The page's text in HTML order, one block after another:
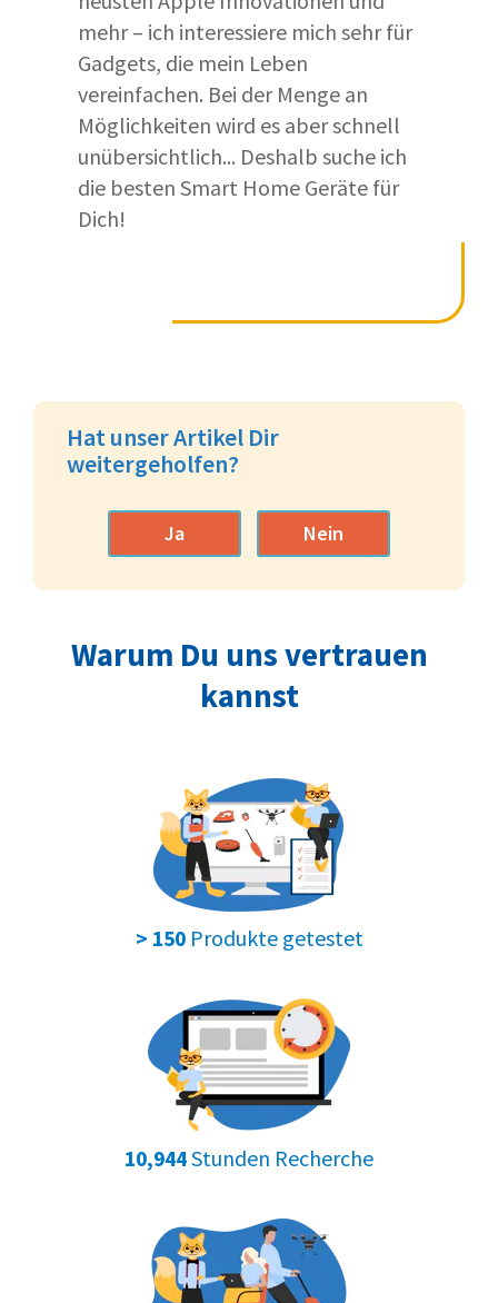
mehr – ich interessiere mich sehr für
Gadgets, die mein Leben
vereinfachen. Bei der Menge an
Möglichkeiten wird es aber schnell
unübersichtlich... Deshalb suche ich
die besten Smart Home Geräte für
Dich!
Hat unser Artikel Dir
weitergeholfen?
Ja Nein
Warum Du uns vertrauen
kannst
> 150Produkte getestet
10,944Stunden Recherche